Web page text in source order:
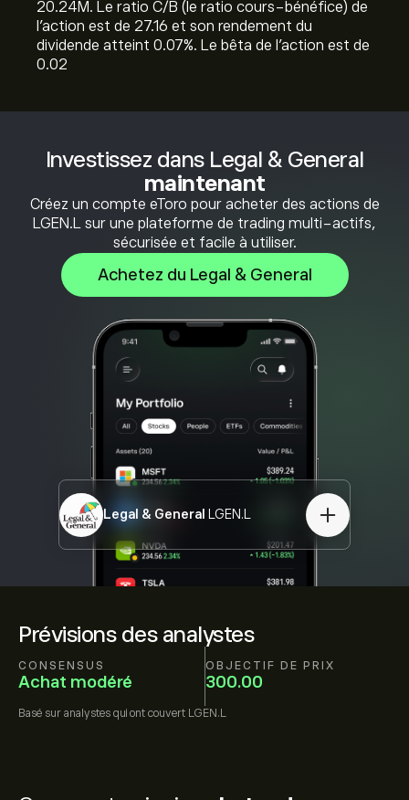
Prévisions des analystes
CONSENSUS
Achat modéré
OBJECTIF DE PRIX
300.00
Basé sur analystes qui ont couvert LGEN.L
Investissez dans Legal & General
maintenant
Créez un compte eToro pour acheter des actions de
LGEN.L sur une plateforme de trading multi-actifs,
sécurisée et facile à utiliser.
Achetez du Legal & General
Legal & General LGEN.L
20.24M. Le ratio C/B (le ratio cours-bénéfice) de
l'action est de 27.16 et son rendement du
dividende atteint 0.07%. Le bêta de l'action est de
0.02